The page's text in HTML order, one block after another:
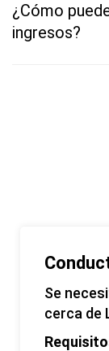
¿Cómo
ingresos?
Se
cerca de